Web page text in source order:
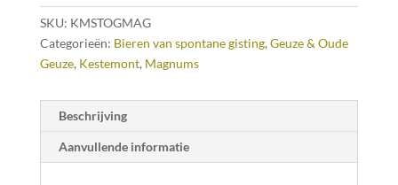
SKU: KMSTOGMAG
Categorieën: Bieren van spontane gisting, Geuze & Oude
Geuze, Kestemont, Magnums
Beschrijving
Aanvullende informatie